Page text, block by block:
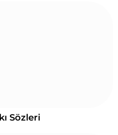
Sözleri